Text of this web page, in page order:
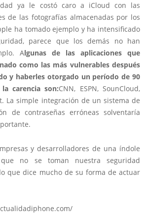
ya le costó caro a iCloud con las
de las fotografías almacenadas por los
ha tomado ejemplo y ha intensificado
parece que los demás no han
Algunas de las aplicaciones que
como las más vulnerables después
y haberles otorgado un período de 90
carencia son:CNN, ESPN, SounCloud,
La simple integración de un sistema de
de contraseñas erróneas solventaría
y desarrolladores de una índole
no se toman nuestra seguridad
que dice mucho de su forma de actuar